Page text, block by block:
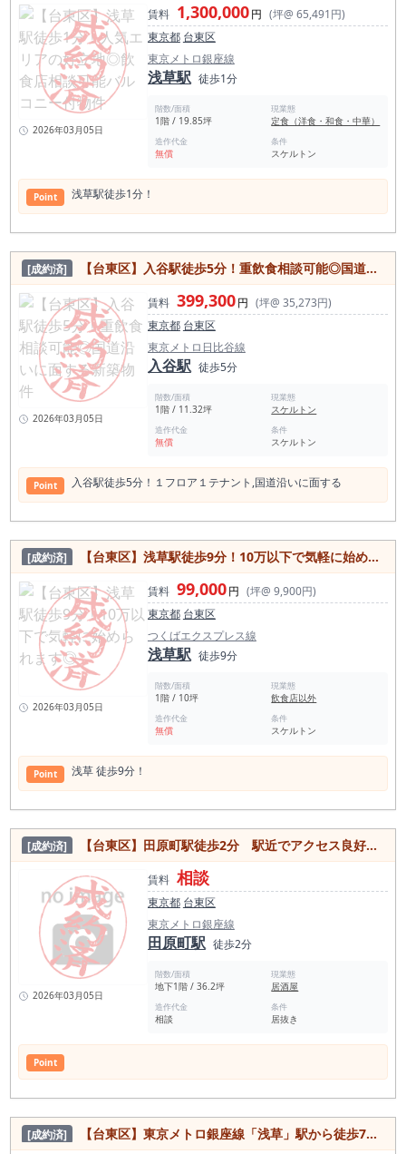
2026年03月05日
賃料 1,300,000円 (坪@ 65,491円)
東京都 台東区
東京メトロ銀座線
浅草駅 徒歩1分
階数/面積
1階 / 19.85坪
現業態
定食（洋食・和食・中華）
造作代金
無償
条件
スケルトン
Point 浅草駅徒歩1分！
[成約済] 【台東区】入谷駅徒歩5分！重飲食相談可能◎国道沿いに面する新築物件
2026年03月05日
賃料 399,300円 (坪@ 35,273円)
東京都 台東区
東京メトロ日比谷線
入谷駅 徒歩5分
階数/面積
1階 / 11.32坪
現業態
スケルトン
造作代金
無償
条件
スケルトン
Point 入谷駅徒歩5分！１フロア１テナント,国道沿いに⾯する
[成約済] 【台東区】浅草駅徒歩9分！10万以下で気軽に始められます◎
2026年03月05日
賃料 99,000円 (坪@ 9,900円)
東京都 台東区
つくばエクスプレス線
浅草駅 徒歩9分
階数/面積
1階 / 10坪
現業態
飲食店以外
造作代金
無償
条件
スケルトン
Point 浅草 徒歩9分！
[成約済] 【台東区】田原町駅徒歩2分 駅近でアクセス良好！専門階段ありの居抜き物件
2026年03月05日
賃料 相談
東京都 台東区
東京メトロ銀座線
田原町駅 徒歩2分
階数/面積
地下1階 / 36.2坪
現業態
居酒屋
造作代金
相談
条件
居抜き
Point
[成約済] 【台東区】東京メトロ銀座線「浅草」駅から徒歩7分！他路線も利用可能！大通り交差点の角地でオススメ居抜き物件